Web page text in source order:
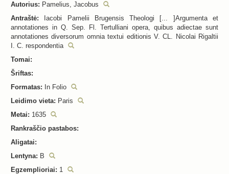
Autorius: Pamelius, Jacobus
Antraštė:
Iacobi Pamelii Brugensis Theologi [... ]Argumenta et
annotationes in Q. Sep. Fl. Tertulliani opera, quibus adiectae sunt
annotationes diversorum omnia textui editionis V. CL. Nicolai Rigaltii
I. C. respondentia
Tomai:
Šriftas:
Formatas: In Folio
Leidimo vieta: Paris
Metai: 1635
Rankraščio pastabos:
Aligatai:
Lentyna: B
Egzemplioriai: 1